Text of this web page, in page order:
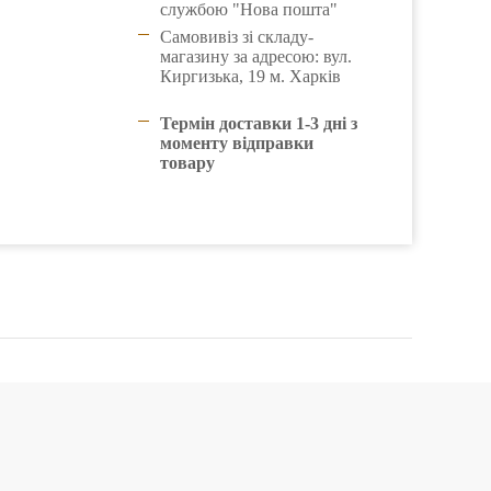
службою "Нова пошта"
Самовивіз зі складу-
магазину за адресою: вул.
Киргизька, 19 м. Харків
Термін доставки 1-3 дні з
моменту відправки
товару